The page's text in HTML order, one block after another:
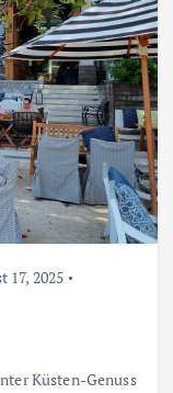
17, 2025
Küsten-Genuss